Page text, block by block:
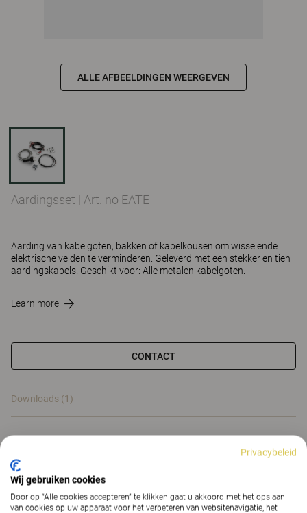
ALLE AFBEELDINGEN WEERGEVEN
Aardingsset | Art. no EATE
Aarding van kabelgoten, bakken of kabelkousen om wisselende
elektrische velden te verminderen. Geleverd met een stekker en tien
aardingskabels. Geschikt voor: Alle metalen kabelgoten.
Learn more
CONTACT
Downloads (1)
Privacybeleid
Wij gebruiken cookies
Door op “Alle cookies accepteren” te klikken gaat u akkoord met het opslaan
van cookies op uw apparaat voor het verbeteren van websitenavigatie, het